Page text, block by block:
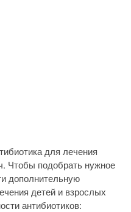
для лечения
Чтобы подобрать нужное
дополнительную
детей и взрослых
антибиотиков: